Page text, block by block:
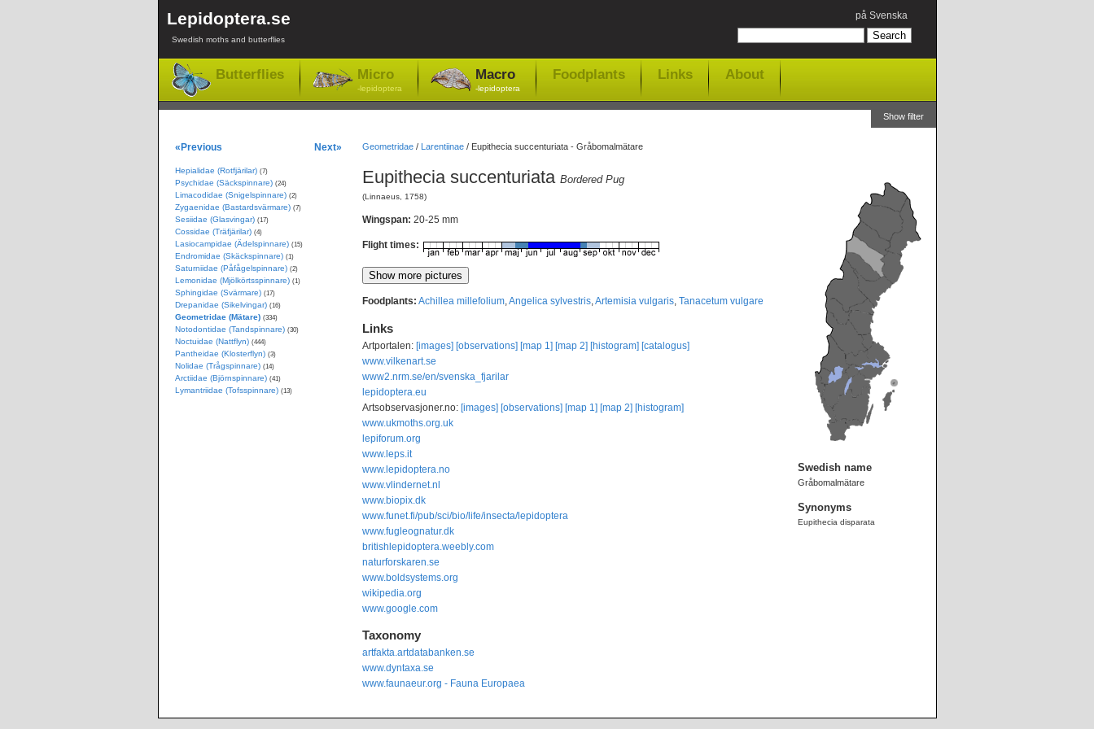
Lepidoptera.se
Swedish moths and butterflies
på Svenska
Butterflies Micro
-lepidoptera
Macro
-lepidoptera
Foodplants Links About
Show filter
Geometridae/ Larentiinae/ Eupithecia succenturiata - Gråbomalmätare
Eupithecia succenturiata Bordered Pug
(Linnaeus, 1758)
Wingspan: 20-25 mm
Flight times:
Foodplants: Achillea millefolium,Angelica sylvestris,Artemisia vulgaris, Tanacetum vulgare
Links
Artportalen: [images] [observations] [map 1] [map 2] [histogram] [catalogus]
www.vilkenart.se
www2.nrm.se/en/svenska_fjarilar
lepidoptera.eu
Artsobservasjoner.no: [images] [observations] [map 1] [map 2] [histogram]
www.ukmoths.org.uk
lepiforum.org
www.leps.it
www.lepidoptera.no
www.vlindernet.nl
www.biopix.dk
www.funet.fi/pub/sci/bio/life/insecta/lepidoptera
www.fugleognatur.dk
britishlepidoptera.weebly.com
naturforskaren.se
www.boldsystems.org
wikipedia.org
www.google.com
Taxonomy
artfakta.artdatabanken.se
www.dyntaxa.se
www.faunaeur.org - Fauna Europaea
Swedish name
Gråbomalmätare
Synonyms
Eupithecia disparata
«Previous Next»
Hepialidae (Rotfjärilar) (7)
Psychidae (Säckspinnare) (24)
Limacodidae (Snigelspinnare) (2)
Zygaenidae (Bastardsvärmare) (7)
Sesiidae (Glasvingar) (17)
Cossidae (Träfjärilar) (4)
Lasiocampidae (Ädelspinnare) (15)
Endromidae (Skäckspinnare) (1)
Saturniidae (Påfågelspinnare) (2)
Lemonidae (Mjölkörtsspinnare) (1)
Sphingidae (Svärmare) (17)
Drepanidae (Sikelvingar) (16)
Geometridae (Mätare) (334)
Notodontidae (Tandspinnare) (30)
Noctuidae (Nattflyn) (444)
Pantheidae (Klosterflyn) (3)
Nolidae (Trågspinnare) (14)
Arctiidae (Björnspinnare) (41)
Lymantriidae (Tofsspinnare) (13)